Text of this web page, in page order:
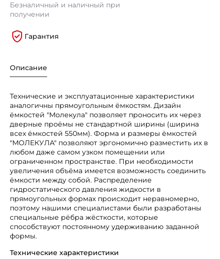
Безналичный и наличный при
получении
Гарантия
Описание
Технические и эксплуатационные характеристики
аналогичны прямоугольным ёмкостям. Дизайн
ёмкостей "Молекула" позволяет проносить их через
дверные проёмы не стандартной ширины (ширина
всех ёмкостей 550мм). Форма и размеры ёмкостей
"МОЛЕКУЛА" позволяют эргономично разместить их в
любом даже самом узком помещении или
ограниченном пространстве. При необходимости
увеличения объёма имеется возможность соединить
ёмкости между собой. Распределение
гидростатического давления жидкости в
прямоугольных формах происходит неравномерно,
поэтому нашими специалистами были разработаны
специальные рёбра жёсткости, которые
способствуют постоянному удерживанию заданной
формы.
Технические характеристики